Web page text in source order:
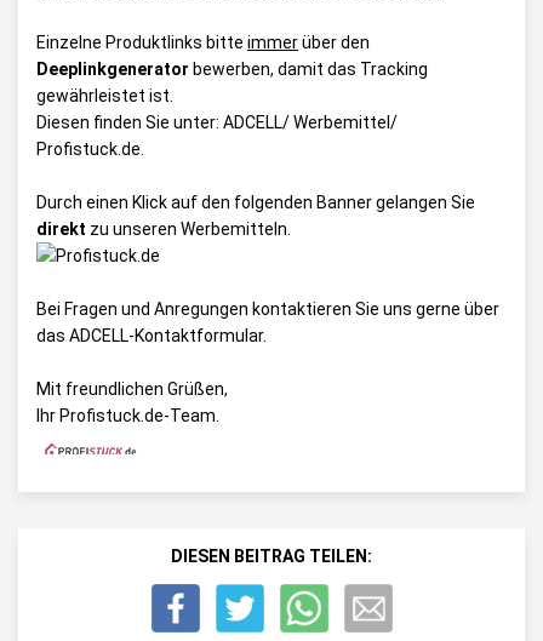
Einzelne Produktlinks bitte immerüber den
Deeplinkgenerator bewerben, damit das Tracking
gewährleistet ist.
Diesen finden Sie unter: ADCELL/ Werbemittel/
Profistuck.de
Durch einen Klick auf den folgenden Banner gelangen Sie
direkt zu unseren Werbemitteln.
Bei Fragen und Anregungen kontaktieren Sie uns gerne über
das ADCELL-Kontaktformular.
Mit freundlichen Grüßen,
Ihr Profistuck.de-Team.
DIESEN BEITRAG TEILEN: